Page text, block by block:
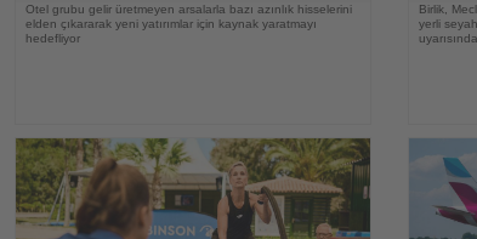
Otel grubu gelir üretmeyen arsalarla bazı azınlık hisselerini
elden çıkararak yeni yatırımlar için kaynak yaratmayı
hedefliyor
Birlik,
yerli